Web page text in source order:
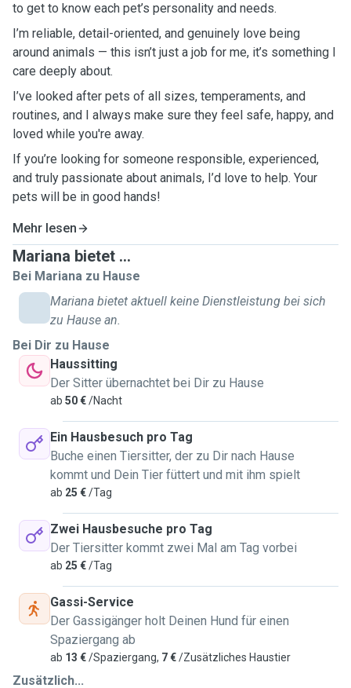
to get to know each pet’s personality and needs.
I’m reliable, detail-oriented, and genuinely love being
around animals — this isn’t just a job for me, it’s something I
care deeply about.
I’ve looked after pets of all sizes, temperaments, and
routines, and I always make sure they feel safe, happy, and
loved while you're away.
If you’re looking for someone responsible, experienced,
and truly passionate about animals, I’d love to help. Your
pets will be in good hands!
Mehr lesen
Mariana bietet ...
Bei Mariana zu Hause
Mariana bietet aktuell keine Dienstleistung bei sich
zu Hause an.
Bei Dir zu Hause
Haussitting
Der Sitter übernachtet bei Dir zu Hause
ab 50 €/Nacht
Ein Hausbesuch pro Tag
Buche einen Tiersitter, der zu Dir nach Hause
kommt und Dein Tier füttert und mit ihm spielt
ab 25 €/Tag
Zwei Hausbesuche pro Tag
Der Tiersitter kommt zwei Mal am Tag vorbei
ab 25 €/Tag
Gassi-Service
Der Gassigänger holt Deinen Hund für einen
Spaziergang ab
ab 13 €/Spaziergang, 7 €/Zusätzliches Haustier
Zusätzlich...